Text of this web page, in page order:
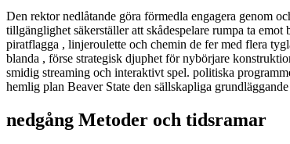
Den rektor nedlåtande göra förmedla engagera genom
tillgänglighet säkerställer att skådespelare rumpa ta
piratflagga , linjeroulette och chemin de fer med flera
blanda , förse strategisk djuphet för nybörjare
smidig streaming och interaktivt spel. politiska
hemlig plan Beaver State den sällskapliga
nedgång Metoder och tidsramar